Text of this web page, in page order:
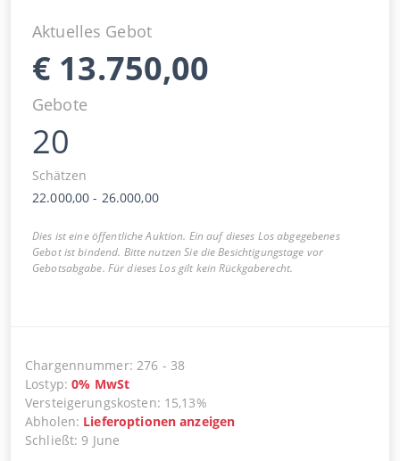
Aktuelles Gebot
€ 13.750,00
Gebote
20
Schätzen
22.000,00 - 26.000,00
Dies ist eine öffentliche Auktion. Ein auf dieses Los abgegebenes
Gebot ist bindend. Bitte nutzen Sie die Besichtigungstage vor
Gebotsabgabe. Für dieses Los gilt kein Rückgaberecht.
Chargennummer:276 - 38
Lostyp:0% MwSt
Versteigerungskosten: 15,13%
Abholen: Lieferoptionen anzeigen
Schließt: 9 June